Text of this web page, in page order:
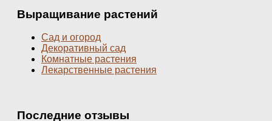
Выращивание растений
Сад и огород
Декоративный сад
Комнатные растения
Лекарственные растения
Последние отзывы